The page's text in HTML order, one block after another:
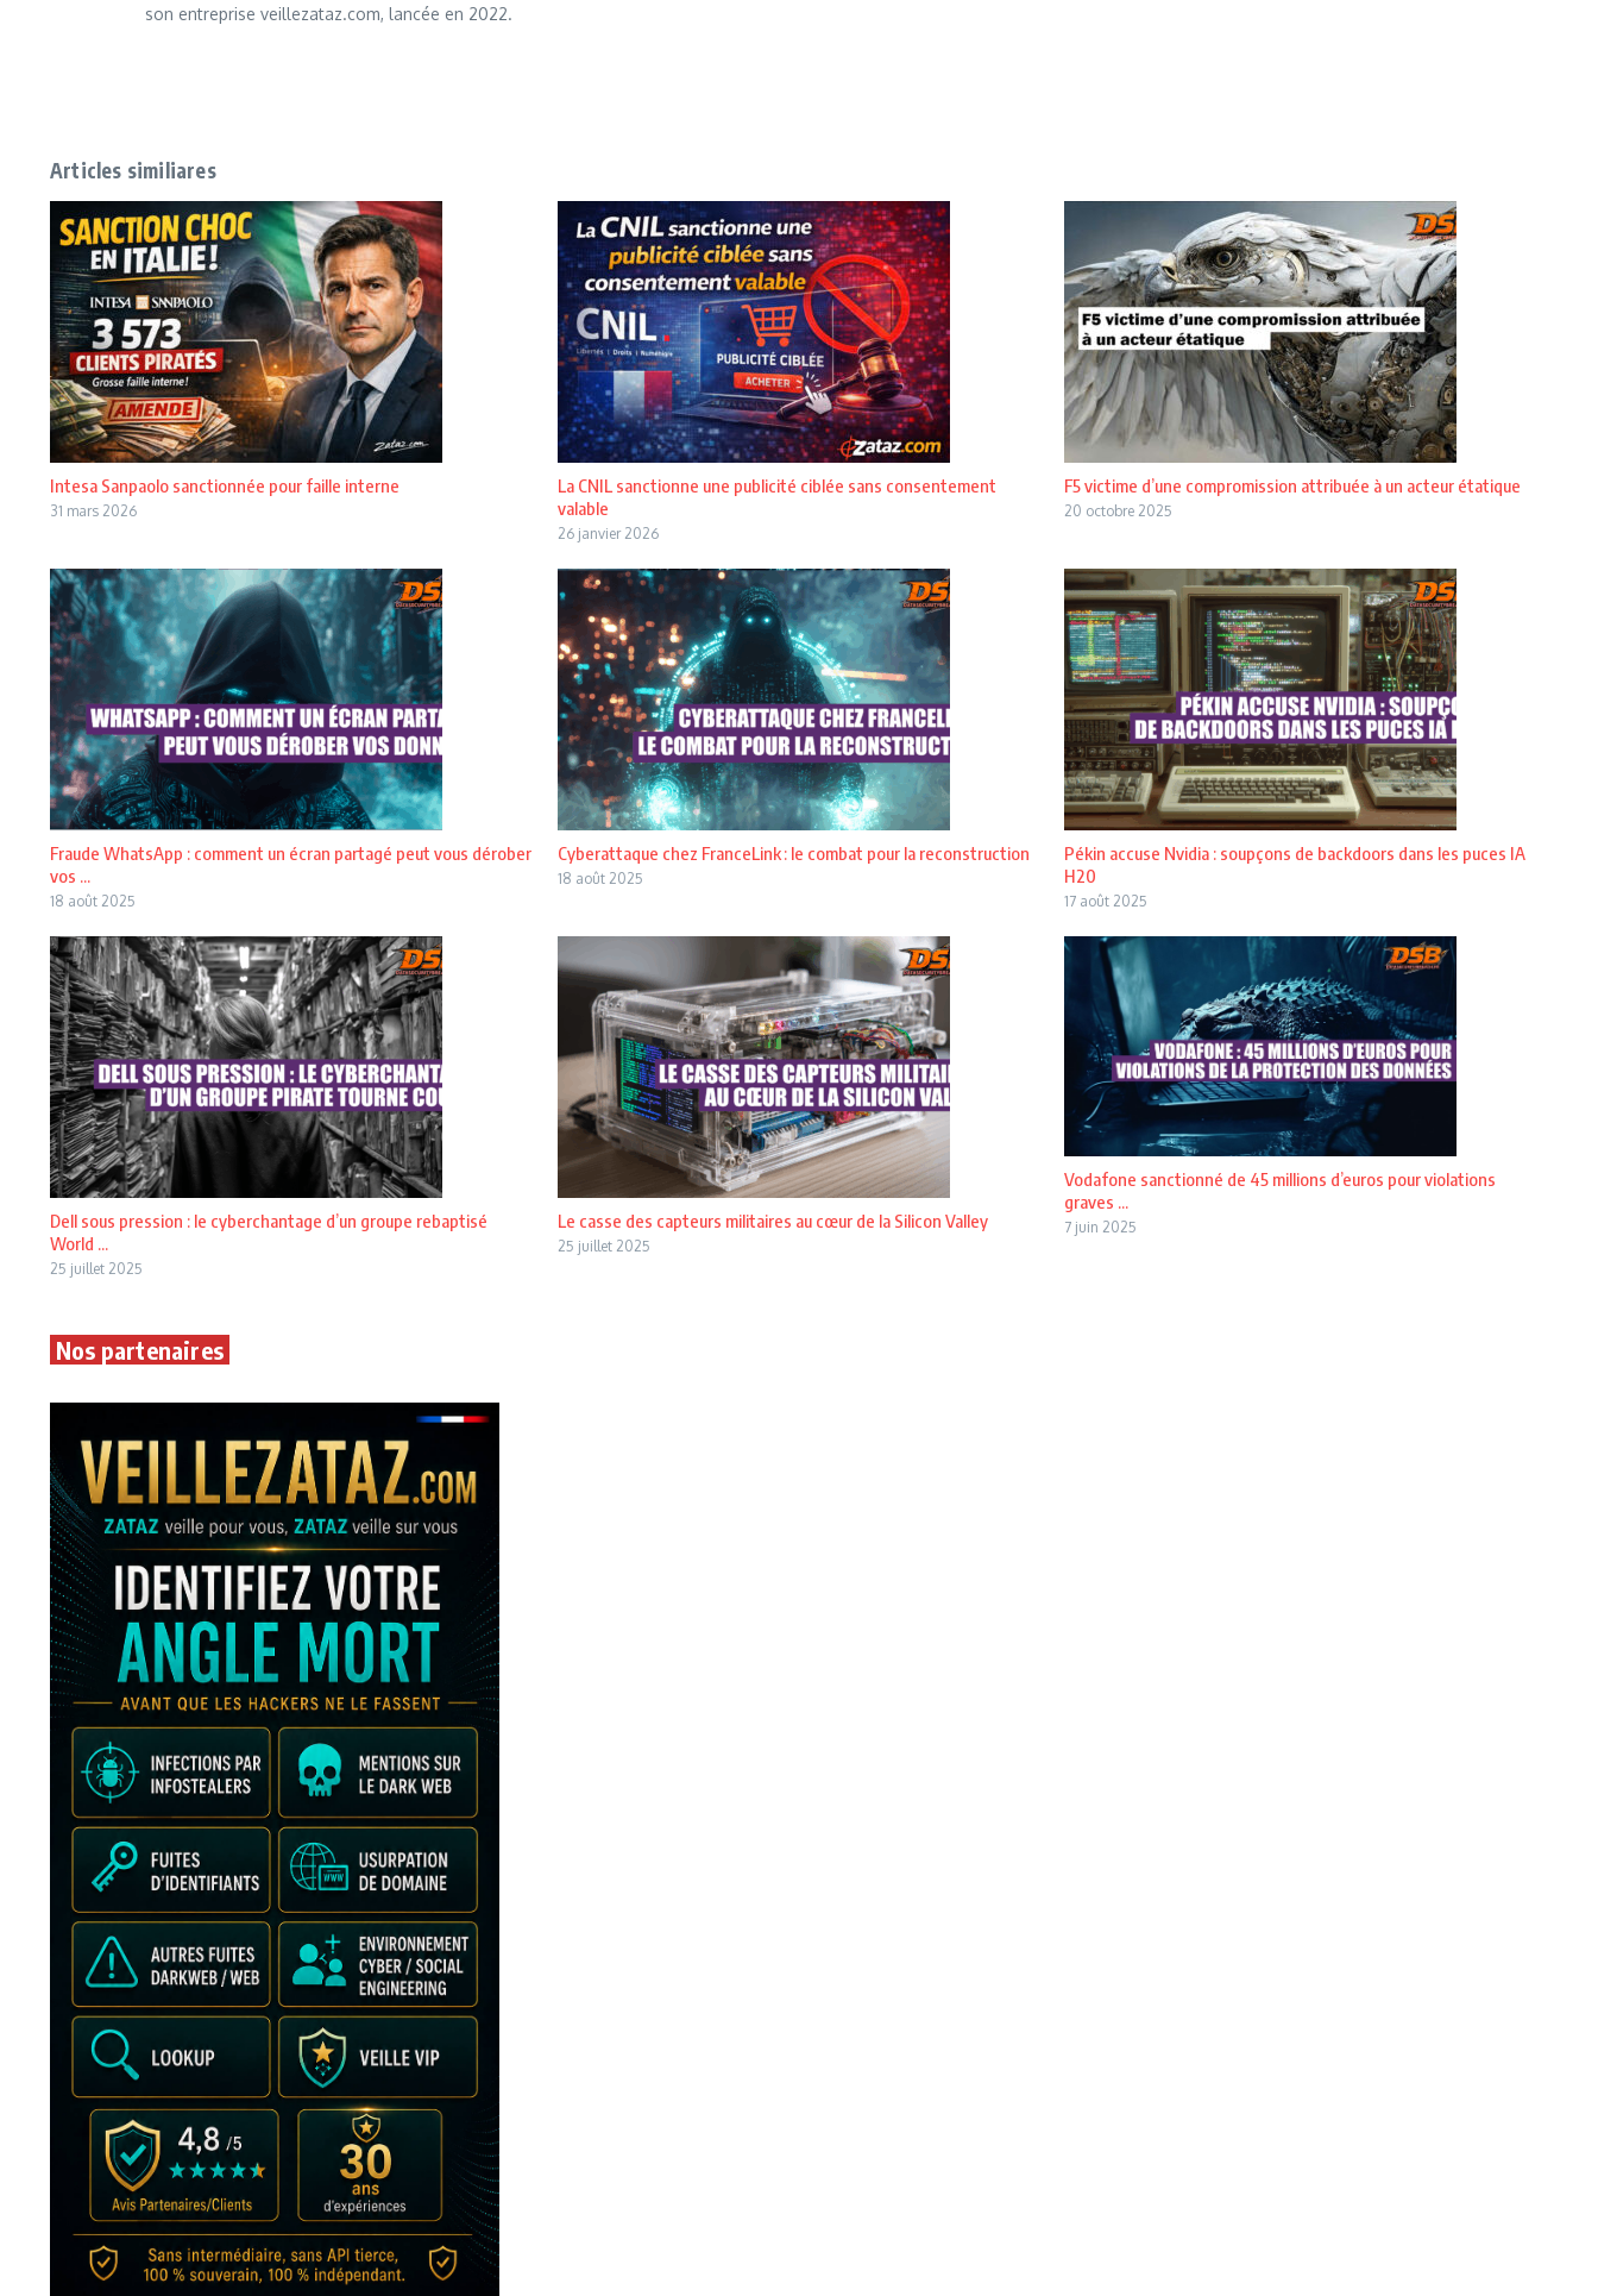
son entreprise veillezataz.com, lancée en 2022.
Articles similiares
Intesa Sanpaolo sanctionnée pour faille interne
31 mars 2026
La CNIL sanctionne une publicité ciblée sans consentement
valable
26 janvier 2026
F5 victime d’une compromission attribuée à un acteur étatique
20 octobre 2025
Fraude WhatsApp : comment un écran partagé peut vous dérober
vos ...
18 août 2025
Cyberattaque chez FranceLink : le combat pour la reconstruction
18 août 2025
Pékin accuse Nvidia : soupçons de backdoors dans les puces IA
H20
17 août 2025
Dell sous pression : le cyberchantage d’un groupe rebaptisé
World ...
25 juillet 2025
Le casse des capteurs militaires au cœur de la Silicon Valley
25 juillet 2025
Vodafone sanctionné de 45 millions d’euros pour violations
graves ...
7 juin 2025
Nos partenaires